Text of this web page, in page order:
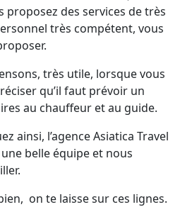
proposez des services de très
très compétent, vous
très utile, lorsque vous
qu’il faut prévoir un
au chauffeur et au guide.
ainsi, l’agence Asiatica Travel
belle équipe et nous
on te laisse sur ces lignes.